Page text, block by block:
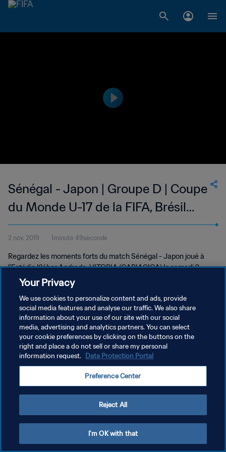
Sénégal - Japon | Groupe D | Coupe
du Monde U-17 de la FIFA, Brésil
2019™ | Résumé vidéo
2 nov. 2019 1minute 49seconde
Regardez les moments forts du match Sénégal - Japon joué à
l’Estádio Kléber Andrade, VITORIA (CARIACICA) le samedi 2
novembre 2019.
POLITIQUE DE CONFIDENTIALITÉ
CONDITIONS D'UTILISATION
GÉRER VOS PRÉFÉRENCES SUR LES COOKIES
Your Privacy
We use cookies to personalize content and ads, provide
social media features and analyse our traffic. We also share
information about your use of our site with our social
media, advertising and analytics partners. You can select
your cookie preferences by clicking on the buttons on the
right and place a do not sell or share my personal
information request. Data Protection Portal
Preference Center
Reject All
I'm OK with that